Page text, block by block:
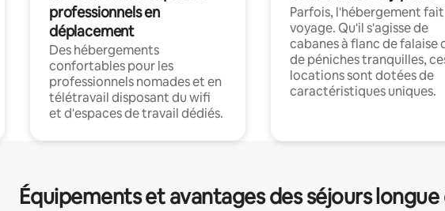
professionnels en
déplacement
Des hébergements
confortables pour les
professionnels nomades et en
télétravail disposant du wifi
et d'espaces de travail dédiés.
Parfois, l'hébergement
voyage. Qu'il s'agisse de
cabanes à flanc de falaise
de péniches tranquilles,
locations sont dotées de
caractéristiques uniques.
Équipements et avantages des séjours